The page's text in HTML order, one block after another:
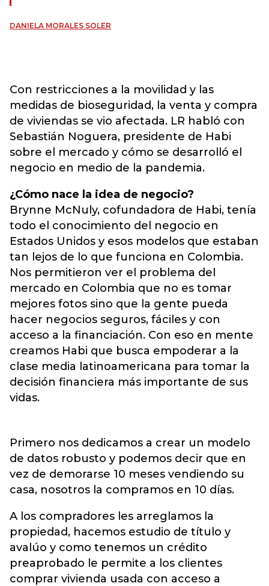
DANIELA MORALES SOLER
Con restricciones a la movilidad y las
medidas de bioseguridad, la venta y compra
de viviendas se vio afectada. LR habló con
Sebastián Noguera, presidente de Habi
sobre el mercado y cómo se desarrolló el
negocio en medio de la pandemia.
¿Cómo nace la idea de negocio?
Brynne McNuly, cofundadora de Habi, tenía
todo el conocimiento del negocio en
Estados Unidos y esos modelos que estaban
tan lejos de lo que funciona en Colombia.
Nos permitieron ver el problema del
mercado en Colombia que no es tomar
mejores fotos sino que la gente pueda
hacer negocios seguros, fáciles y con
acceso a la financiación. Con eso en mente
creamos Habi que busca empoderar a la
clase media latinoamericana para tomar la
decisión financiera más importante de sus
vidas.
Primero nos dedicamos a crear un modelo
de datos robusto y podemos decir que en
vez de demorarse 10 meses vendiendo su
casa, nosotros la compramos en 10 días.
A los compradores les arreglamos la
propiedad, hacemos estudio de título y
avalúo y como tenemos un crédito
preaprobado le permite a los clientes
comprar vivienda usada con acceso a